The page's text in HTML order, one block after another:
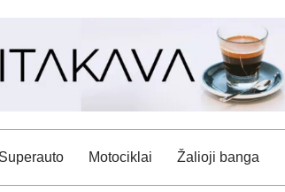
Superauto Motociklai Žalioji banga